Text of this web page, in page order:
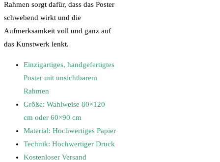
Rahmen sorgt dafür, dass das Poster
schwebend wirkt und die
Aufmerksamkeit voll und ganz auf
das Kunstwerk lenkt.
Einzigartiges, handgefertigtes
Poster mit unsichtbarem
Rahmen
Größe: Wahlweise 80×120
cm oder 60×90 cm
Material: Hochwertiges Papier
Technik: Hochwertiger Druck
Kostenloser Versand